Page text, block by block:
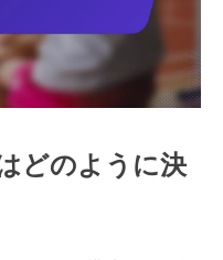
どのように決